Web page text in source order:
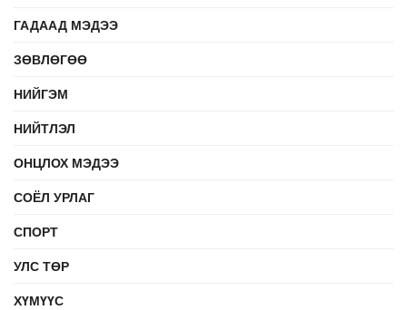
ГАДААД МЭДЭЭ
ЗӨВЛӨГӨӨ
НИЙГЭМ
НИЙТЛЭЛ
ОНЦЛОХ МЭДЭЭ
СОЁЛ УРЛАГ
СПОРТ
УЛС ТӨР
ХҮМҮҮС